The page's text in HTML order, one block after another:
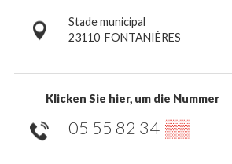
Stade municipal
23110 FONTANIÈRES
Klicken Sie hier, um die Nummer
05 55 82 34 ▒▒